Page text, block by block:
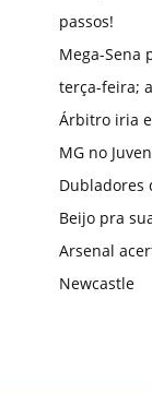
passos!
Mega-Sena
terça-feira;
Árbitro iria
MG no
Dubladores
Beijo pra
Arsenal
Newcastle